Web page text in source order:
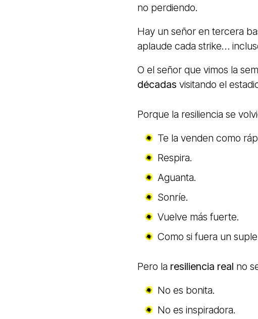
no perdiendo.
Hay un señor en tercera
aplaude cada strike…
O el señor que vimos la
décadas visitando el
Porque la resiliencia se
Te la venden como
Respira.
Aguanta.
Sonríe.
Vuelve más fuerte.
Como si fuera un
Pero la resiliencia real no
No es bonita.
No es inspiradora.